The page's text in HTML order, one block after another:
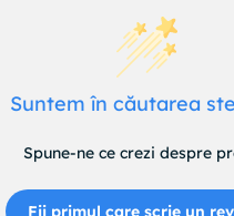
Suntem în căutarea
Spune-ne ce crezi despre
Fii primul care scrie un